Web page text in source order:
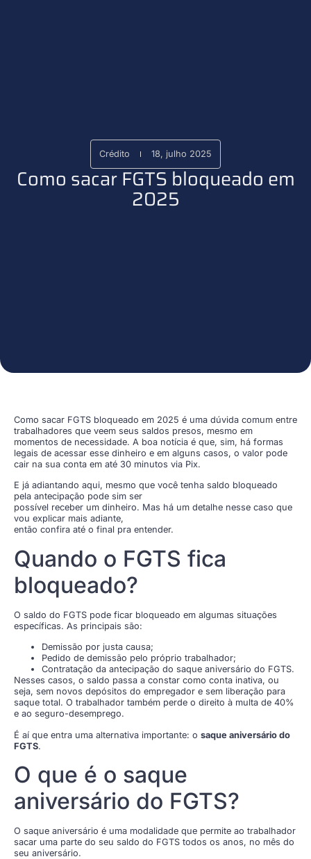
Crédito 18, julho 2025
Como sacar FGTS bloqueado em
2025
Como sacar FGTS bloqueado em 2025 é uma dúvida comum entre
trabalhadores que veem seus saldos presos, mesmo em
momentos de necessidade. A boa notícia é que, sim, há formas
legais de acessar esse dinheiro e em alguns casos, o valor pode
cair na sua conta em até 30 minutos via Pix.
E já adiantando aqui, mesmo que você tenha saldo bloqueado
pela antecipação pode sim ser
possível receber um dinheiro. Mas há um detalhe nesse caso que
vou explicar mais adiante,
então confira até o final pra entender.
Quando o FGTS fica
bloqueado?
O saldo do FGTS pode ficar bloqueado em algumas situações
específicas. As principais são:
Demissão por justa causa;
Pedido de demissão pelo próprio trabalhador;
Contratação da antecipação do saque aniversário do FGTS.
Nesses casos, o saldo passa a constar como conta inativa, ou
seja, sem novos depósitos do empregador e sem liberação para
saque total. O trabalhador também perde o direito à multa de 40%
e ao seguro-desemprego.
É aí que entra uma alternativa importante: o saque aniversário do
FGTS.
O que é o saque
aniversário do FGTS?
O saque aniversário é uma modalidade que permite ao trabalhador
sacar uma parte do seu saldo do FGTS todos os anos, no mês do
seu aniversário.